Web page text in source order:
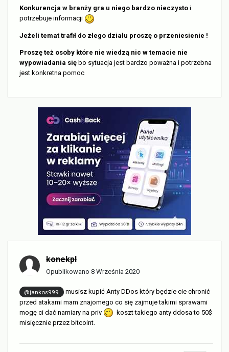
Konkurencja w branży gra u niego bardzo nieczysto i
potrzebuje informacji
Jeżeli temat trafił do złego działu proszę o przeniesienie !
Proszę też osoby które nie wiedzą nic w temacie nie
wypowiadania się bo sytuacja jest bardzo poważna i potrzebna
jest konkretna pomoc
konekpl
Opublikowano 8 Września 2020
@jankos999
musisz kupić Anty DDos który będzie cie chronić
przed atakami mam znajomego co się zajmuje takimi sprawami
mogę ci dać namiary na priv
koszt takiego anty ddosa to 50$
misięcznie przez bitcoint.